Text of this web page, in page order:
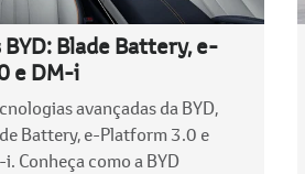
Blade Battery, e-
e DM-i
avançadas da BYD,
Battery, e-Platform 3.0 e
Conheça como a BYD